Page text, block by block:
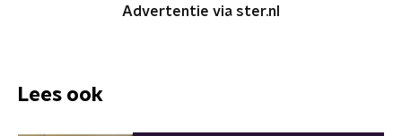
Advertentie via ster.nl
Lees ook